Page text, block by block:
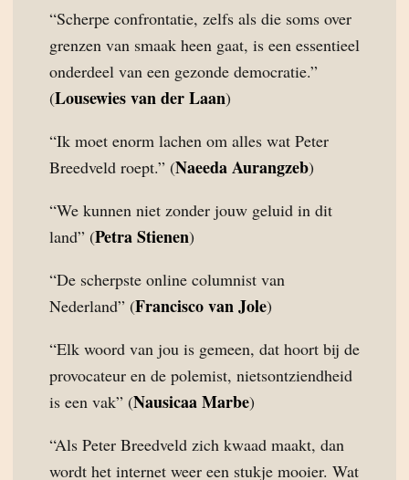
“Scherpe confrontatie, zelfs als die soms over
grenzen van smaak heen gaat, is een essentieel
onderdeel van een gezonde democratie.”
(Lousewies van der Laan)
“Ik moet enorm lachen om alles wat Peter
Breedveld roept.” (Naeeda Aurangzeb)
“We kunnen niet zonder jouw geluid in dit
land” (Petra Stienen)
“De scherpste online columnist van
Nederland” (Francisco van Jole)
“Elk woord van jou is gemeen, dat hoort bij de
provocateur en de polemist, nietsontziendheid
is een vak” (Nausicaa Marbe)
“Als Peter Breedveld zich kwaad maakt, dan
wordt het internet weer een stukje mooier. Wat